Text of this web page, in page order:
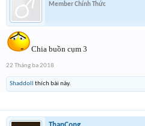
Member Chính Thức
Chia buồn cụm 3
22 Tháng ba 2018
Shaddoll thích bài này.